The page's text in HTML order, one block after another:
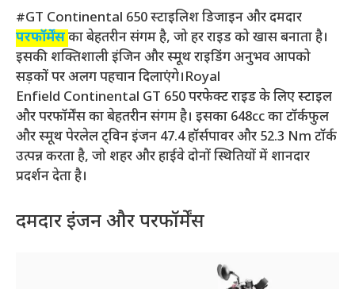
#GT Continental 650 स्टाइलिश डिजाइन और दमदार
परफॉर्मेंसका बेहतरीन संगम है, जो हर राइड को खास बनाता है।
इसकी शक्तिशाली इंजिन और स्मूथ राइडिंग अनुभव आपको
सड़कों पर अलग पहचान दिलाएंगे।Royal
Enfield Continental GT 650 परफेक्ट राइड के लिए स्टाइल
और परफॉर्मेंस का बेहतरीन संगम है। इसका 648cc का टॉर्कफुल
और स्मूथ पेरलेल ट्विन इंजन 47.4 हॉर्सपावर और 52.3 Nm टॉर्क
उत्पन्न करता है, जो शहर और हाईवे दोनों स्थितियों में शानदार
प्रदर्शन देता है।
दमदार इंजन और परफॉर्मेंस